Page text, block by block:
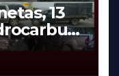
13
en